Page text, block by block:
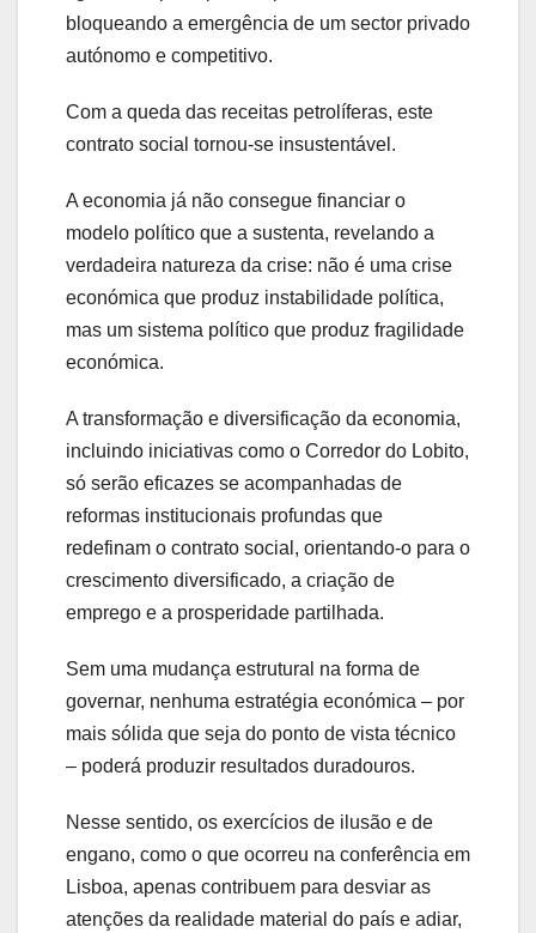
bloqueando a emergência de um sector privado
autónomo e competitivo.
Com a queda das receitas petrolíferas, este
contrato social tornou‑se insustentável.
A economia já não consegue financiar o
modelo político que a sustenta, revelando a
verdadeira natureza da crise: não é uma crise
económica que produz instabilidade política,
mas um sistema político que produz fragilidade
económica.
A transformação e diversificação da economia,
incluindo iniciativas como o Corredor do Lobito,
só serão eficazes se acompanhadas de
reformas institucionais profundas que
redefinam o contrato social, orientando‑o para o
crescimento diversificado, a criação de
emprego e a prosperidade partilhada.
Sem uma mudança estrutural na forma de
governar, nenhuma estratégia económica – por
mais sólida que seja do ponto de vista técnico
– poderá produzir resultados duradouros.
Nesse sentido, os exercícios de ilusão e de
engano, como o que ocorreu na conferência em
Lisboa, apenas contribuem para desviar as
atenções da realidade material do país e adiar,